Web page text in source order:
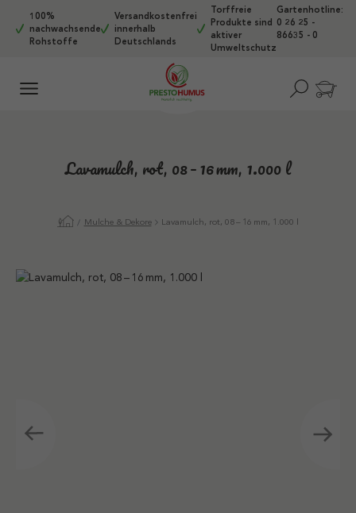
Zum Hauptinhalt springen
100%
nachwachsende
Rohstoffe
Versandkostenfrei
innerhalb
Deutschlands
Torffreie
Produkte sind
aktiver
Umweltschutz
Gartenhotline:
0 26 25 -
86635 - 0
Lavamulch, rot, 08 – 16 mm, 1.000 l
Mulche & Dekore Lavamulch, rot, 08 – 16 mm, 1.000 l